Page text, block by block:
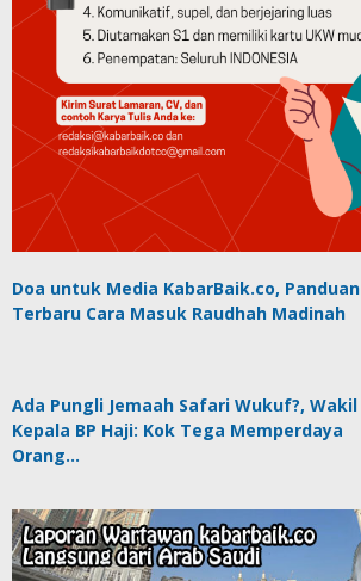
Doa untuk Media KabarBaik.co, Panduan
Terbaru Cara Masuk Raudhah Madinah
Ada Pungli Jemaah Safari Wukuf?, Wakil
Kepala BP Haji: Kok Tega Memperdaya
Orang…